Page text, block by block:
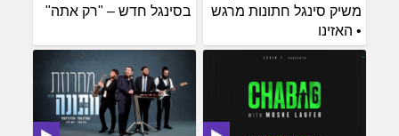
בסינגל חדש – "רק אתה"
משיק סינגל חתונות מרגש
• האזינו